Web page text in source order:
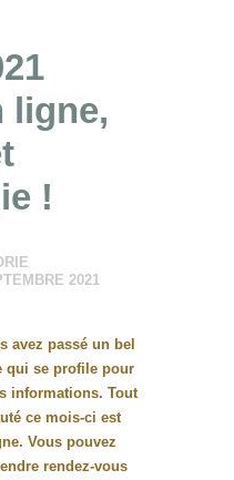
ligne,
!
2021
avez passé un bel
qui se profile pour
informations. Tout
ce mois-ci est
Vous pouvez
rendez-vous